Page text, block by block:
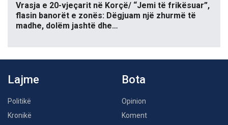
Vrasja e 20-vjeçarit në Korçë/ “Jemi të frikësuar”,
flasin banorët e zonës: Dëgjuam një zhurmë të
madhe, dolëm jashtë dhe…
Lajme
Politikë
Kronikë
Bota
Opinion
Koment